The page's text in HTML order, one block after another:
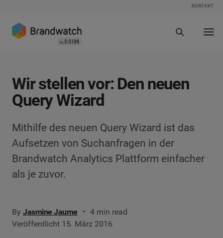
KONTAKT
Wir stellen vor: Den neuen
Query Wizard
Mithilfe des neuen Query Wizard ist das
Aufsetzen von Suchanfragen in der
Brandwatch Analytics Plattform einfacher
als je zuvor.
By Jasmine Jaume
4 min read
Veröffentlicht 15. März 2016